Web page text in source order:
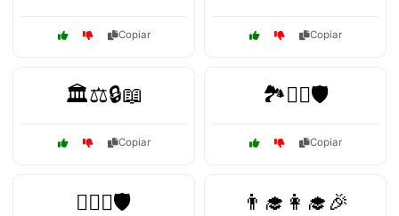
Copiar Copiar
🏛️⚖️🔒📖
Copiar
🏞️🚶‍♂️🛡️
Copiar
🏴‍☠️⚓🛡️ 👨‍🎓👩‍🎓🎉